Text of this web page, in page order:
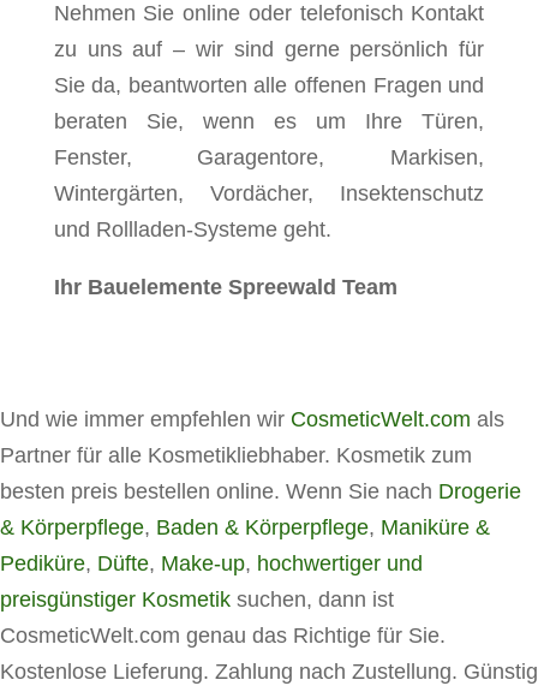
Nehmen Sie online oder telefonisch Kontakt
zu uns auf – wir sind gerne persönlich für
Sie da, beantworten alle offenen Fragen und
beraten Sie, wenn es um Ihre Türen,
Fenster, Garagentore, Markisen,
Wintergärten, Vordächer, Insektenschutz
und Rollladen-Systeme geht.
Ihr Bauelemente Spreewald Team
Und wie immer empfehlen wir CosmeticWelt.com als
Partner für alle Kosmetikliebhaber. Kosmetik zum
besten preis bestellen online. Wenn Sie nach Drogerie
& Körperpflege, Baden & Körperpflege, Maniküre &
Pediküre, Düfte, Make-up, hochwertiger und
preisgünstiger Kosmetik suchen, dann ist
CosmeticWelt.com genau das Richtige für Sie.
Kostenlose Lieferung. Zahlung nach Zustellung. Günstig